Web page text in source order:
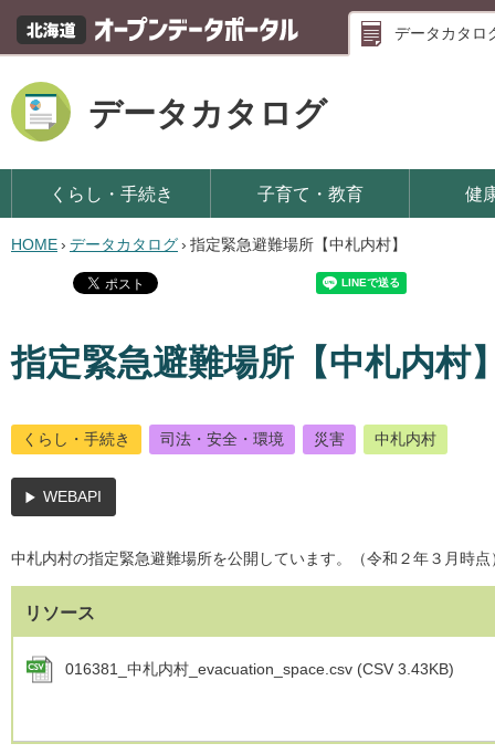
データカタロ
データカタログ
くらし・手続き 子育て・教育 健
HOME› データカタログ› 指定緊急避難場所【中札内村】
指定緊急避難場所【中札内村
くらし・手続き 司法・安全・環境 災害 中札内村
WEBAPI
中札内村の指定緊急避難場所を公開しています。（令和２年３月時点
リソース
016381_中札内村_evacuation_space.csv (CSV 3.43KB)